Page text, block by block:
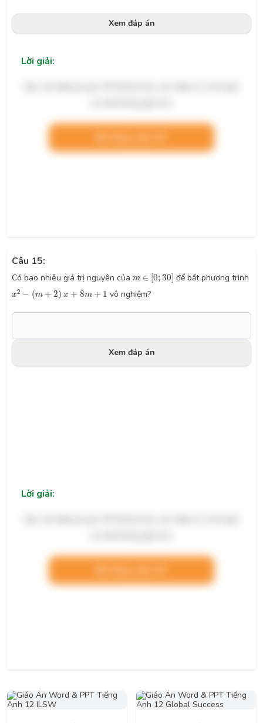
Xem đáp án
Lời giải:
Câu 15:
Có bao nhiêu giá trị nguyên của m ∈ [0; 30]
m ∈ 0;30] để bất phương trình
x2 − (m + 2) x + 8m + 1
2 m 2) x+ m+ 1 vô nghiệm?
Xem đáp án
Lời giải: